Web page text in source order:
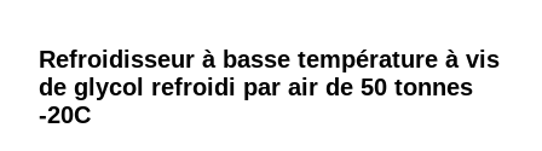
Refroidisseur à basse température à vis
de glycol refroidi par air de 50 tonnes
-20C